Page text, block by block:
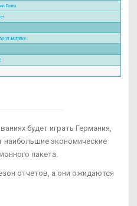
будет играть Германия,
наибольшие экономические
пакета.
отчетов, а они ожидаются